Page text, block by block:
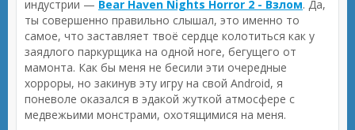
индустрии — Bear Haven Nights Horror 2 - Взлом. Да,
ты совершенно правильно слышал, это именно то
самое, что заставляет твоё сердце колотиться как у
заядлого паркурщика на одной ноге, бегущего от
мамонта. Как бы меня не бесили эти очередные
хорроры, но закинув эту игру на свой Android, я
поневоле оказался в эдакой жуткой атмосфере с
медвежьими монстрами, охотящимися на меня.